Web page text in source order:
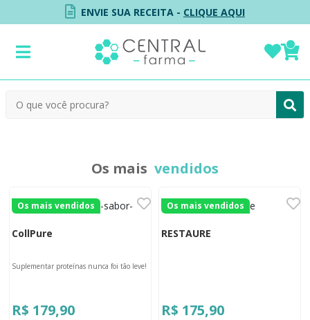
ENVIE SUA RECEITA - CLIQUE AQUI
Os mais vendidos
Os mais vendidos
CollPure
Suplementar proteínas nunca foi tão leve!
R$ 179,90
Os mais vendidos
RESTAURE
R$ 175,90